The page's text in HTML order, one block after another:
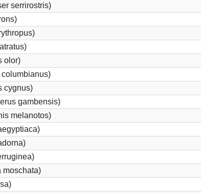
serrirostris)
olor)
cygnus)
gambensis)
melanotos)
moschata)